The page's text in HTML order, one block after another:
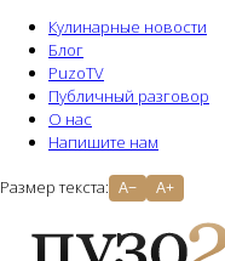
Кулинарные новости
Блог
PuzoTV
Публичный разговор
О нас
Напишите нам
Размер текста: A− A+